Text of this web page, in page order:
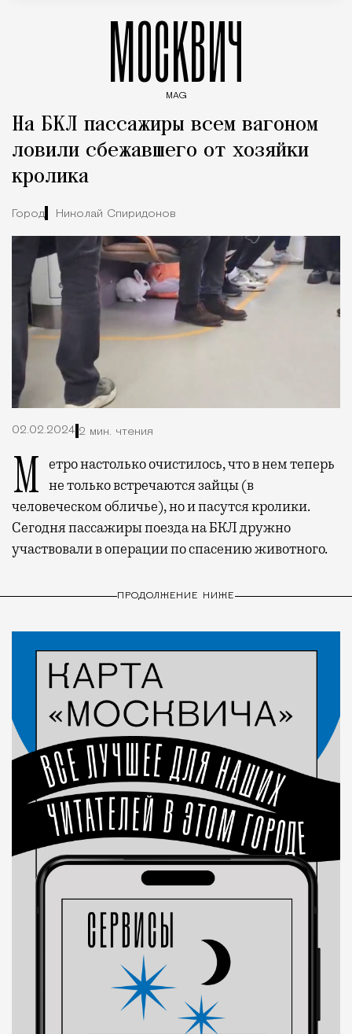
МОСКВИЧ
MAG
На БКЛ пассажиры всем вагоном
ловили сбежавшего от хозяйки
кролика
Город Николай Спиридонов
02.02.2024 2 мин. чтения
Метро настолько очистилось, что в нем теперь не только встречаются зайцы (в
человеческом обличье), но и пасутся кролики.
Сегодня пассажиры поезда на БКЛ дружно
участвовали в операции по спасению животного.
ПРОДОЛЖЕНИЕ НИЖЕ